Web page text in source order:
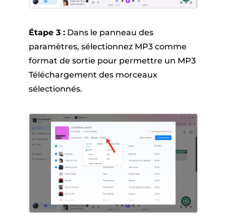
Étape 3 :Dans le panneau des
paramètres, sélectionnez MP3 comme
format de sortie pour permettre un MP3
Téléchargement des morceaux
sélectionnés.